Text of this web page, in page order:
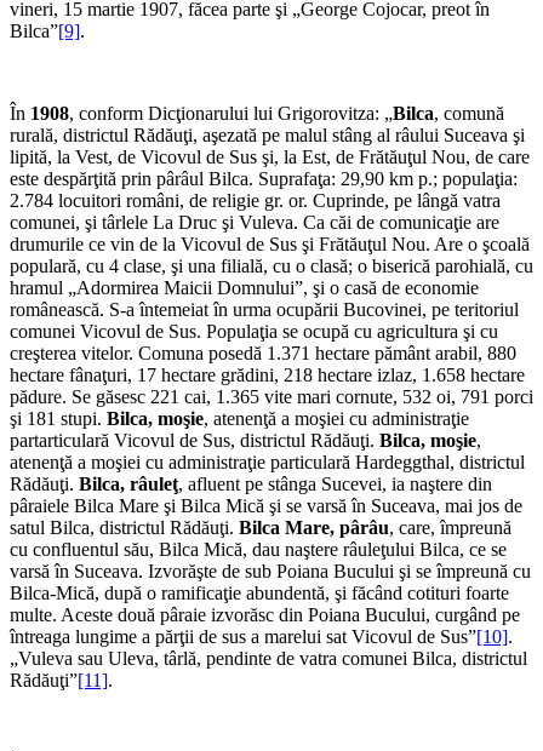
vineri, 15 martie 1907, făcea parte şi „George Cojocar, preot în
Bilca”[9].
În 1908, conform Dicţionarului lui Grigorovitza: „Bilca, comună
rurală, districtul Rădăuţi, aşezată pe malul stâng al râului Suceava şi
lipită, la Vest, de Vicovul de Sus şi, la Est, de Frătăuţul Nou, de care
este des­părţită prin pârâul Bilca. Suprafaţa: 29,90 km p.; po­pulaţia:
2.784 locuitori români, de religie gr. or. Cuprinde, pe lângă vatra
comunei, şi târlele La Druc şi Vuleva. Ca căi de comunicaţie are
drumurile ce vin de la Vicovul de Sus şi Frătăuţul Nou. Are o şcoală
populară, cu 4 clase, şi una filială, cu o clasă; o biserică parohială, cu
hra­mul „Adormirea Maicii Domnului”, şi o casă de economie
românească. S-a întemeiat în urma ocupării Bucovinei, pe teritoriul
comunei Vicovul de Sus. Populaţia se ocupă cu agri­cultura şi cu
creşterea vite­lor. Comuna posedă 1.371 hectare pământ arabil, 880
hectare fânaţuri, 17 hectare grădini, 218 hectare izlaz, 1.658 hectare
pădure. Se găsesc 221 cai, 1.365 vite mari cornute, 532 oi, 791 porci
şi 181 stupi. Bilca, moşie, atenenţă a moşiei cu administraţie
partarticulară Vicovul de Sus, districtul Rădăuţi. Bilca, moşie,
atenenţă a moşiei cu administraţie particulară Hardeggthal, districtul
Rădăuţi. Bilca, râuleţ, afluent pe stânga Su­cevei, ia naştere din
pâraiele Bilca Mare şi Bilca Mică şi se varsă în Suceava, mai jos de
satul Bilca, districtul Rădăuţi. Bilca Mare, pârâu, care, împre­ună
cu confluentul său, Bilca Mică, dau naştere râuleţului Bil­ca, ce se
varsă în Suceava. Izvorăşte de sub Poiana Bucului şi se împreună cu
Bilca-Mică, după o ramificaţie abundentă, şi făcând cotituri foarte
multe. Aceste două pâraie izvorăsc din Poiana Bucului, curgând pe
întreaga lungime a părţii de sus a marelui sat Vicovul de Sus”[10].
„Vuleva sau Uleva, târlă, pendinte de vatra comunei Bilca, districtul
Rădăuţi”[11].